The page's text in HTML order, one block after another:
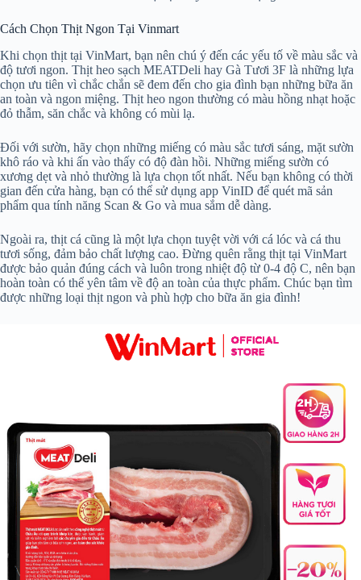
Cách Chọn Thịt Ngon Tại Vinmart
Khi chọn thịt tại VinMart, bạn nên chú ý đến các yếu tố về màu sắc và
độ tươi ngon. Thịt heo sạch MEATDeli hay Gà Tươi 3F là những lựa
chọn ưu tiên vì chắc chắn sẽ đem đến cho gia đình bạn những bữa ăn
an toàn và ngon miệng. Thịt heo ngon thường có màu hồng nhạt hoặc
đỏ thẫm, săn chắc và không có mùi lạ.
Đối với sườn, hãy chọn những miếng có màu sắc tươi sáng, mặt sườn
khô ráo và khi ấn vào thấy có độ đàn hồi. Những miếng sườn có
xương dẹt và nhỏ thường là lựa chọn tốt nhất. Nếu bạn không có thời
gian đến cửa hàng, bạn có thể sử dụng app VinID để quét mã sản
phẩm qua tính năng Scan & Go và mua sắm dễ dàng.
Ngoài ra, thịt cá cũng là một lựa chọn tuyệt vời với cá lóc và cá thu
tươi sống, đảm bảo chất lượng cao. Đừng quên rằng thịt tại VinMart
được bảo quản đúng cách và luôn trong nhiệt độ từ 0-4 độ C, nên bạn
hoàn toàn có thể yên tâm về độ an toàn của thực phẩm. Chúc bạn tìm
được những loại thịt ngon và phù hợp cho bữa ăn gia đình!